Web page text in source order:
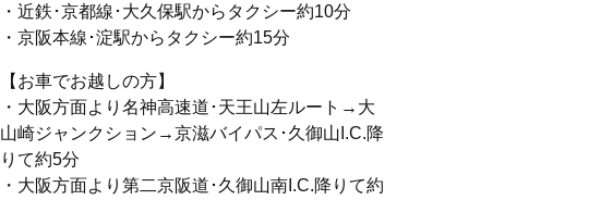
・近鉄･京都線･大久保駅からタクシー約10分
・京阪本線･淀駅からタクシー約15分
【お車でお越しの方】
・大阪方面より名神高速道･天王山左ルート→大
山崎ジャンクション→京滋バイパス･久御山I.C.降
りて約5分
・大阪方面より第二京阪道･久御山南I.C.降りて約